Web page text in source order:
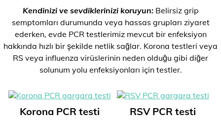
Kendinizi ve sevdiklerinizi koruyun:Belirsiz grip
semptomları durumunda veya hassas grupları ziyaret
ederken, evde PCR testlerimiz mevcut bir enfeksiyon
hakkında hızlı bir şekilde netlik sağlar. Korona testleri veya
RS veya influenza virüslerinin neden olduğu gibi diğer
solunum yolu enfeksiyonları için testler.
Korona PCR testi RSV PCR testi